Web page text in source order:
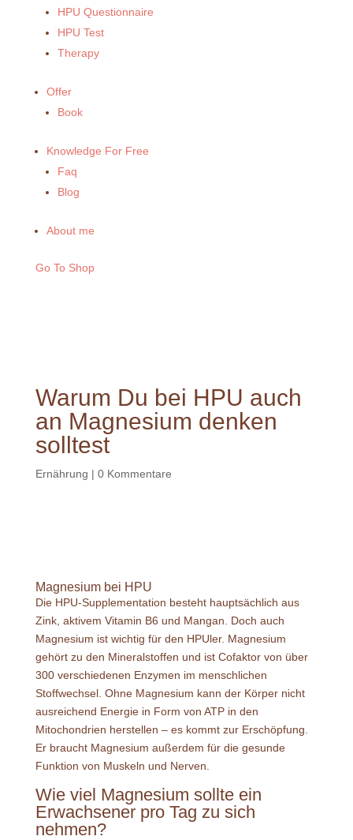
HPU Questionnaire
HPU Test
Therapy
Offer
Book
Knowledge For Free
Faq
Blog
About me
Go To Shop
Warum Du bei HPU auch
an Magnesium denken
solltest
Ernährung | 0 Kommentare
Magnesium bei HPU
Die HPU-Supplementation besteht hauptsächlich aus
Zink, aktivem Vitamin B6 und Mangan. Doch auch
Magnesium ist wichtig für den HPUler. Magnesium
gehört zu den Mineralstoffen und ist Cofaktor von über
300 verschiedenen Enzymen im menschlichen
Stoffwechsel. Ohne Magnesium kann der Körper nicht
ausreichend Energie in Form von ATP in den
Mitochondrien herstellen – es kommt zur Erschöpfung.
Er braucht Magnesium außerdem für die gesunde
Funktion von Muskeln und Nerven.
Wie viel Magnesium sollte ein
Erwachsener pro Tag zu sich
nehmen?